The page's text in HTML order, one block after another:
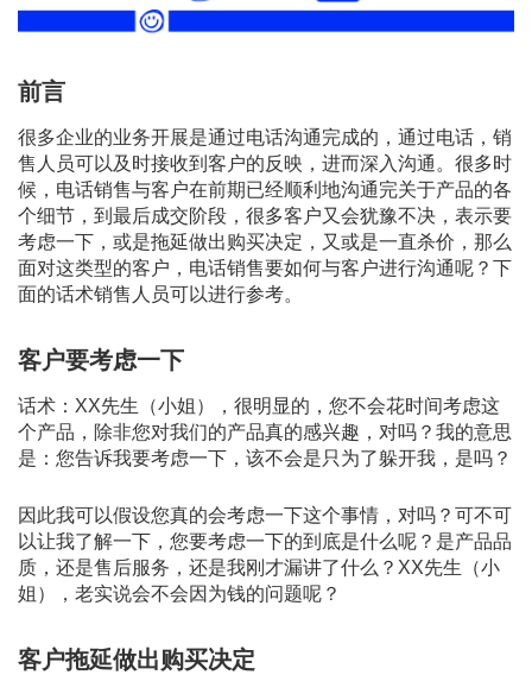
前言
很多企业的业务开展是通过电话沟通完成的，通过电话，销
售人员可以及时接收到客户的反映，进而深入沟通。很多时
候，电话销售与客户在前期已经顺利地沟通完关于产品的各
个细节，到最后成交阶段，很多客户又会犹豫不决，表示要
考虑一下，或是拖延做出购买决定，又或是一直杀价，那么
面对这类型的客户，电话销售要如何与客户进行沟通呢？下
面的话术销售人员可以进行参考。
客户要考虑一下
话术：XX先生（小姐），很明显的，您不会花时间考虑这
个产品，除非您对我们的产品真的感兴趣，对吗？我的意思
是：您告诉我要考虑一下，该不会是只为了躲开我，是吗？
因此我可以假设您真的会考虑一下这个事情，对吗？可不可
以让我了解一下，您要考虑一下的到底是什么呢？是产品品
质，还是售后服务，还是我刚才漏讲了什么？XX先生（小
姐），老实说会不会因为钱的问题呢？
客户拖延做出购买决定